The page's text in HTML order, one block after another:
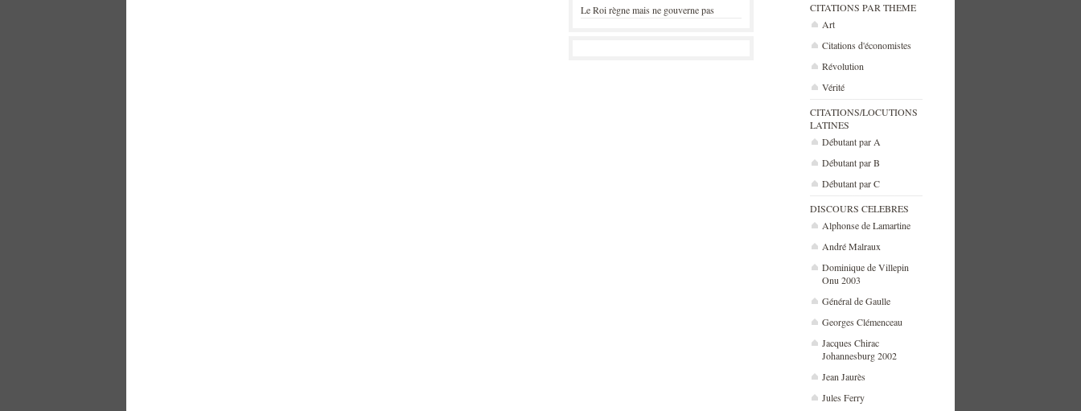
CITATIONS PAR THEME
Art
Citations d'économistes
Révolution
Vérité
CITATIONS/LOCUTIONS
LATINES
Débutant par A
Débutant par B
Débutant par C
DISCOURS CELEBRES
Alphonse de Lamartine
André Malraux
Dominique de Villepin
Onu 2003
Général de Gaulle
Georges Clémenceau
Jacques Chirac
Johannesburg 2002
Jean Jaurès
Jules Ferry
Le Roi règne mais ne gouverne pas